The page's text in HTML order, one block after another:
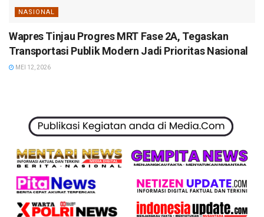
NASIONAL
Wapres Tinjau Progres MRT Fase 2A, Tegaskan
Transportasi Publik Modern Jadi Prioritas Nasional
MEI 12, 2026